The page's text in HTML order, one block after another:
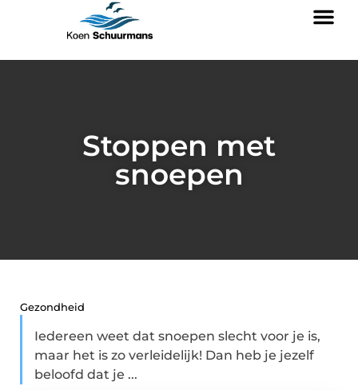
Stoppen met
snoepen
Gezondheid
Iedereen weet dat snoepen slecht voor je is,
maar het is zo verleidelijk! Dan heb je jezelf
beloofd dat je ...